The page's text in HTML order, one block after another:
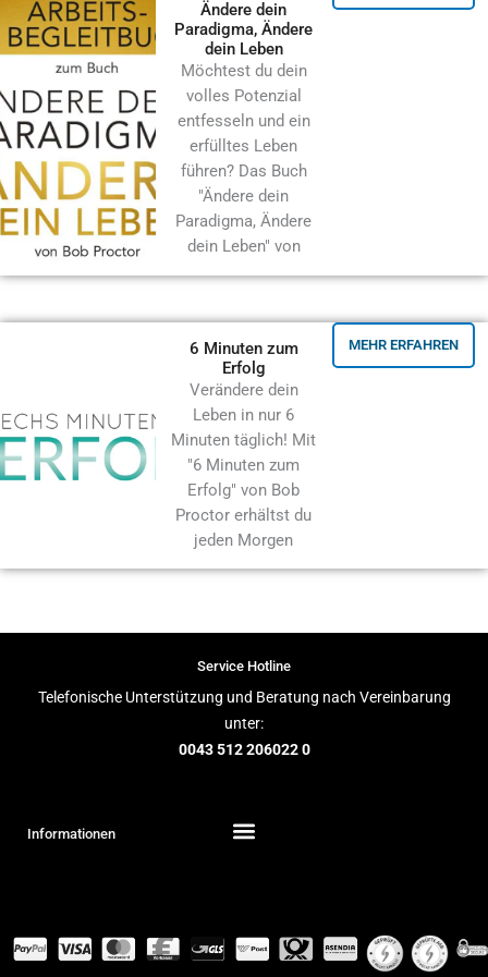
Ändere dein
Paradigma, Ändere
dein Leben
Möchtest du dein
volles Potenzial
entfesseln und ein
erfülltes Leben
führen? Das Buch
"Ändere dein
Paradigma, Ändere
dein Leben" von
6 Minuten zum
Erfolg
Verändere dein
Leben in nur 6
Minuten täglich! Mit
"6 Minuten zum
Erfolg" von Bob
Proctor erhältst du
jeden Morgen
MEHR ERFAHREN
Service Hotline
Telefonische Unterstützung und Beratung nach Vereinbarung
unter:
0043 512 206022 0
Informationen